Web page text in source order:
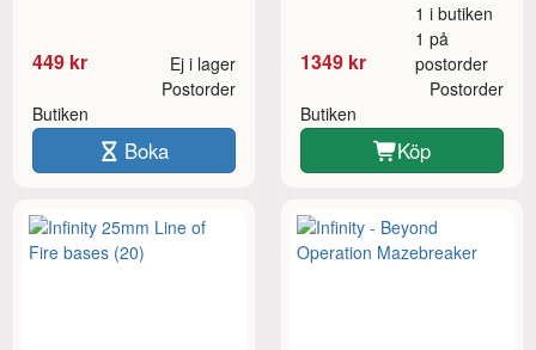
449 kr Ej i lager
Butiken
Postorder
Boka
1349 kr
1 i butiken
1 på
postorder
Butiken
Postorder
Köp